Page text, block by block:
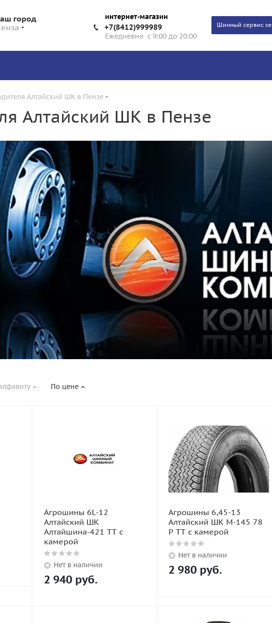
город
интернет-магазин
+7(8412)999989
Ежедневно с 9:00 до 20:00
Шинный сервис
Алтайский ШК в Пензе
Алтайский ШК в Пензе
По цене
Агрошины 6L-12
Алтайский ШК
Алтайшина-421 TT с
камерой
Нет в наличии
2 940 руб.
Агрошины 6,45-13
Алтайский ШК М-145 78
P TT с камерой
Нет в наличии
2 980 руб.